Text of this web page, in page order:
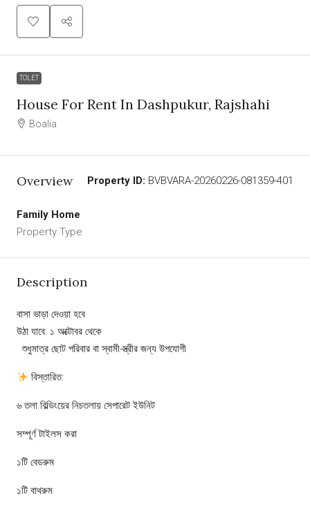
TOLET
House For Rent In Dashpukur, Rajshahi
Boalia
Overview Property ID: BVBVARA-20260226-081359-401
Family Home
Property Type
Description
বাসা ভাড়া দেওয়া হবে
উঠা যাবে: ১ অক্টোবর থেকে
‍ ‍ শুধুমাত্র ছোট পরিবার বা স্বামী-স্ত্রীর জন্য উপযোগী
বিস্তারিত:
৬ তলা বিল্ডিংয়ের নিচতলায় সেপারেট ইউনিট
সম্পূর্ণ টাইলস করা
১টি বেডরুম
১টি বাথরুম